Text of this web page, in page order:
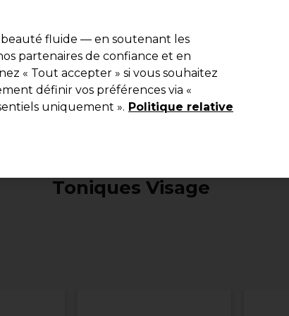
de salon Beauté Hommes Les
Toniques Visage
fluide — en soutenant les
partenaires de confiance et en
« Tout accepter » si vous souhaitez
définir vos préférences via «
uniquement ». Politique relative